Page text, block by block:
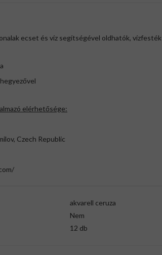
ecset és víz segítségével oldhatók,
elérhetősége:
Czech Republic
akvarell ceruza
Nem
12 db